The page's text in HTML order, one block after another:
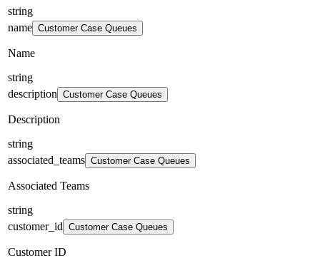
string
name Customer Case Queues
Name
string
description Customer Case Queues
Description
string
associated_teams Customer Case Queues
Associated Teams
string
customer_id Customer Case Queues
Customer ID